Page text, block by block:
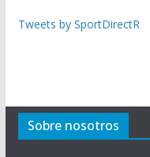
Tweets by SportDirectR
Sobre nosotros